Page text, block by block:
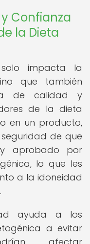
Confianza
la Dieta
impacta la
que también
de calidad y
de la dieta
en un producto,
de que
aprobado por
lo que les
a la idoneidad
ayuda a los
a evitar